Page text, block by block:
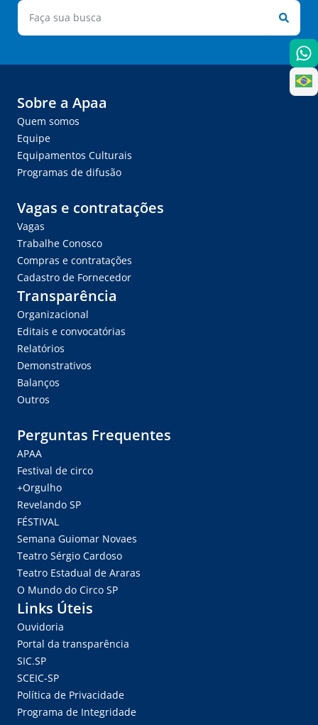
Sobre a Apaa
Quem somos
Equipe
Equipamentos Culturais
Programas de difusão
Vagas e contratações
Vagas
Trabalhe Conosco
Compras e contratações
Cadastro de Fornecedor
Transparência
Organizacional
Editais e convocatórias
Relatórios
Demonstrativos
Balanços
Outros
Perguntas Frequentes
APAA
Festival de circo
+Orgulho
Revelando SP
FÉSTIVAL
Semana Guiomar Novaes
Teatro Sérgio Cardoso
Teatro Estadual de Araras
O Mundo do Circo SP
Links Úteis
Ouvidoria
Portal da transparência
SIC.SP
SCEIC-SP
Política de Privacidade
Programa de Integridade